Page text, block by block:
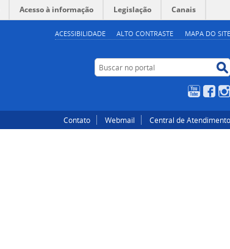
ACESSIBILIDADE ALTO CONTRASTE MAPA DO SITE
Acesso à informação Legislação Canais
Buscar no portal
YouTube
Contato Webmail Central de Atendimento